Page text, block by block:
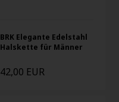
BRK Elegante Edelstahl
Halskette für Männer
42,00 EUR